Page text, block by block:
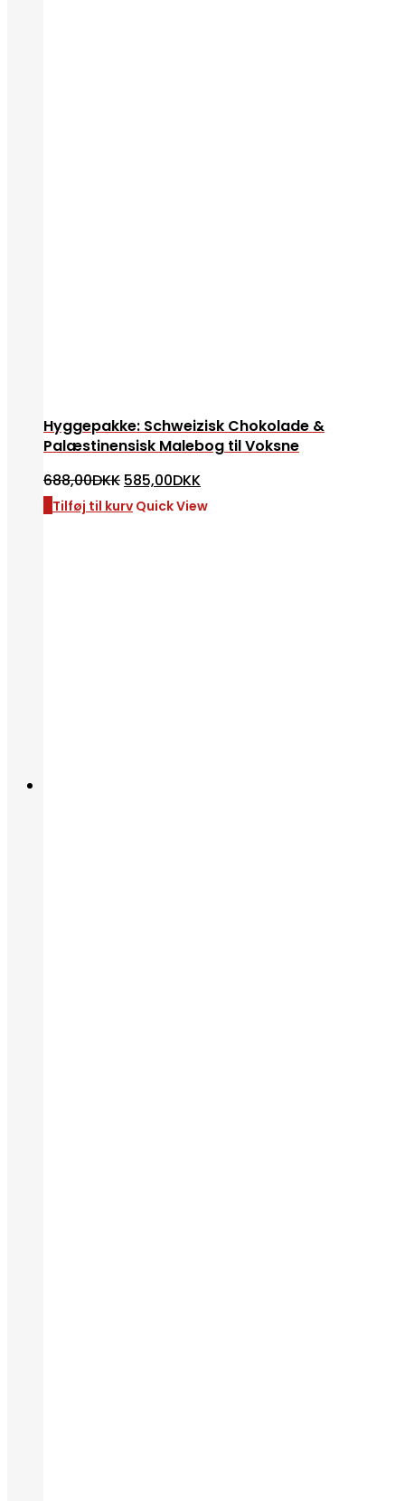
Hyggepakke: Schweizisk Chokolade &
Palæstinensisk Malebog til Voksne
688,00DKK Den
oprindelige
pris
var:
585,00DKKDen
aktuelle
pris
er:
Tilføj til kurv Quick View